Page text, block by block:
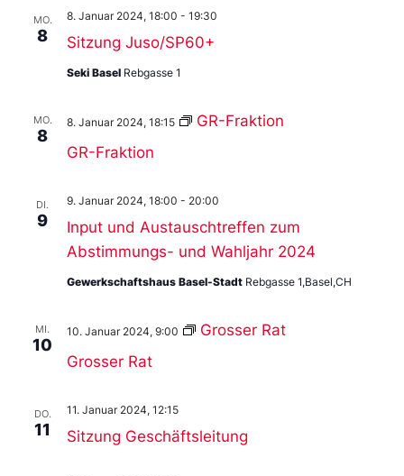
MO.
8 Sitzung Juso/SP60+
8. Januar 2024, 18:00 - 19:30
Seki Basel Rebgasse 1
MO.
8
GR-Fraktion
8. Januar 2024, 18:15 GR-Fraktion
DI.
9
Input und Austauschtreffen zum
Abstimmungs- und Wahljahr 2024
9. Januar 2024, 18:00 - 20:00
Gewerkschaftshaus Basel-Stadt Rebgasse 1,Basel,CH
MI.
10
Grosser Rat
10. Januar 2024, 9:00 Grosser Rat
DO.
11 Sitzung Geschäftsleitung
11. Januar 2024, 12:15